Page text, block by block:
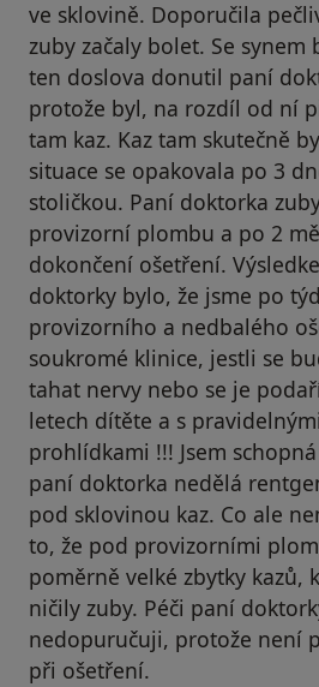
ve sklovině. Doporučila
zuby začaly bolet. Se
ten doslova donutil paní
protože byl, na rozdíl od ní
tam kaz. Kaz tam skutečně
situace se opakovala po 3
stoličkou. Paní doktorka
provizorní plombu a po 2
dokončení ošetření.
doktorky bylo, že jsme po
provizorního a nedbalého
soukromé klinice, jestli se
tahat nervy nebo se je
letech dítěte a s
prohlídkami !!! Jsem
paní doktorka nedělá
pod sklovinou kaz. Co ale
to, že pod provizorními
poměrně velké zbytky kazů,
ničily zuby. Péči paní
nedopuručuji, protože není
při ošetření.